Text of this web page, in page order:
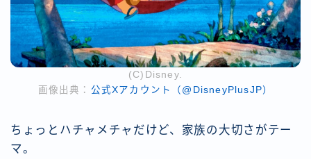
(C)Disney.
画像出典： 公式Xアカウント（@DisneyPlusJP）
ちょっとハチャメチャだけど、家族の大切さがテー
マ。